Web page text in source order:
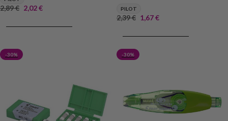
2,89€ 2,02€ PILOT
2,39€ 1,67€
-30% -30%